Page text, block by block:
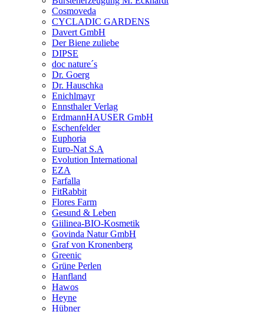
Cosmoveda
CYCLADIC GARDENS
Davert GmbH
Der Biene zuliebe
DIPSE
doc nature´s
Dr. Goerg
Dr. Hauschka
Enichlmayr
Ennsthaler Verlag
ErdmannHAUSER GmbH
Eschenfelder
Euphoria
Euro-Nat S.A
Evolution International
EZA
Farfalla
FitRabbit
Flores Farm
Gesund & Leben
Giilinea-BIO-Kosmetik
Govinda Natur GmbH
Graf von Kronenberg
Greenic
Grüne Perlen
Hanfland
Hawos
Heyne
Hübner